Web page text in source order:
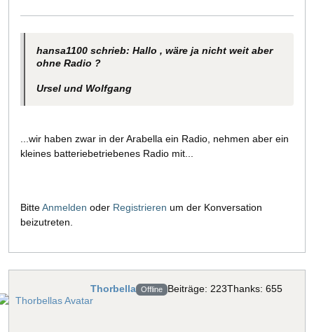
hansa1100 schrieb: Hallo , wäre ja nicht weit aber
ohne Radio ?
Ursel und Wolfgang
...wir haben zwar in der Arabella ein Radio, nehmen aber ein
kleines batteriebetriebenes Radio mit...
BitteAnmelden oder Registrieren um der Konversation
beizutreten.
Thorbella Offline Beiträge: 223Thanks: 655